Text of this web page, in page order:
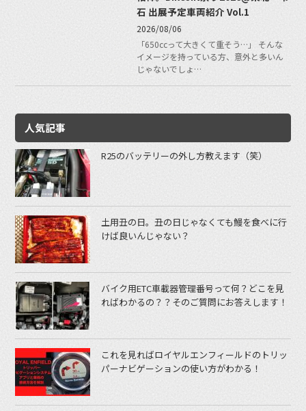
石 出展予定車両紹介 Vol.1
2026/08/06
「650ccって大きくて重そう…」 そんな
イメージを持っている方、意外と多いん
じゃないでしょ…
人気記事
R25のバッテリーの外し方教えます（笑）
土用丑の日。丑の日じゃなくても鰻を食べに行
けば良いんじゃない？
バイク用ETC車載器管理番号って何？どこを見
ればわかるの？？そのご質問にお答えします！
これを見ればロイヤルエンフィールドのトリッ
パーナビゲーションの使い方がわかる！